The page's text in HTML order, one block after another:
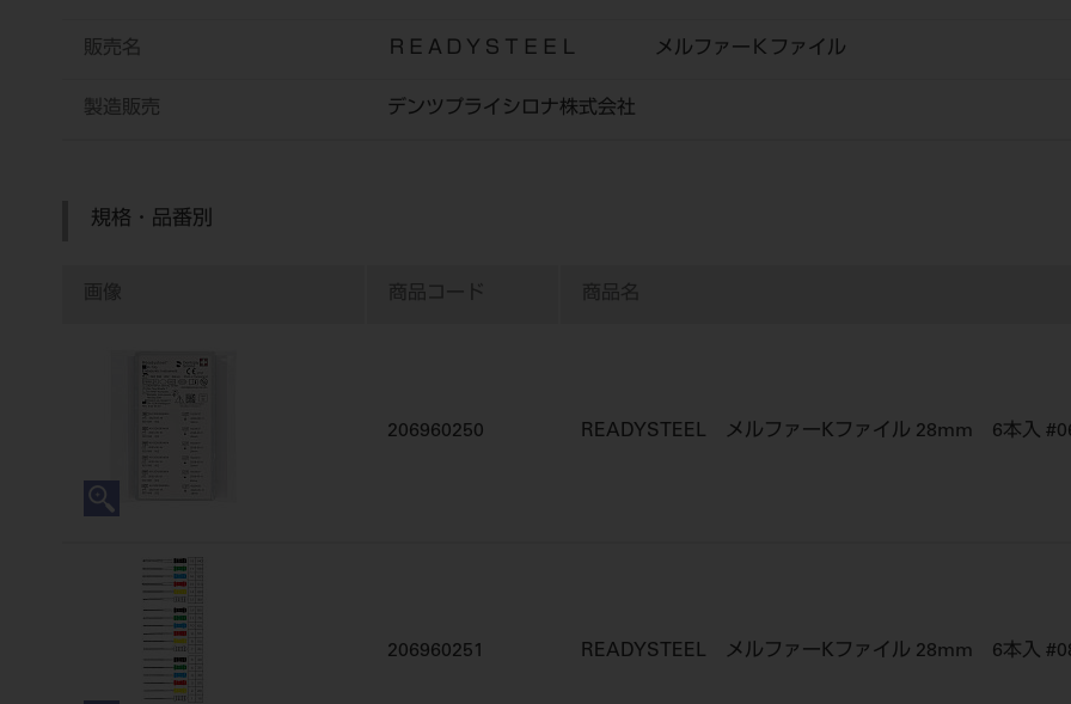
販売名 ＲＥＡＤＹＳＴＥＥＬ メルファーＫファイル
製造販売 デンツプライシロナ株式会社
規格・品番別
画像 商品コード 商品名
206960250 READYSTEEL メルファーKファイル 28mm 6本入
206960251 READYSTEEL メルファーKファイル 28mm 6本入